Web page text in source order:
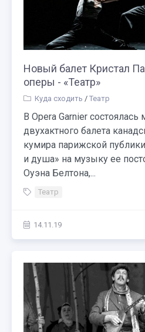
Новый балет Кристал
оперы - «Театр»
Куда сходить / Театр
В Opera Garnier
двухактного балета
кумира парижской
и душа» на музыку ее
Оуэна Белтона,...
Театр
14.11.19